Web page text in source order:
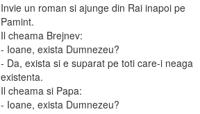
Invie un roman si ajunge din Rai inapoi pe
Pamint.
Il cheama Brejnev:
- Ioane, exista Dumnezeu?
- Da, exista si e suparat pe toti care-i neaga
existenta.
Il cheama si Papa:
- Ioane, exista Dumnezeu?